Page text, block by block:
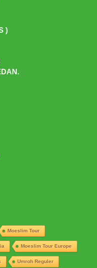
)
Moeslim Tour
Moeslim Tour Europe
Umroh Reguler